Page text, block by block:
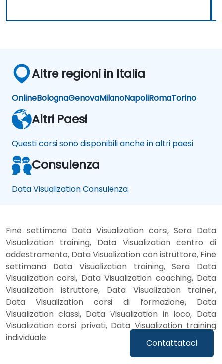
Contattataci
Altre regioni in Italia
OnlineBolognaGenovaMilanoNapoliRomaTorino
Altri Paesi
Questi corsi sono disponibili anche in altri paesi
Consulenza
Data Visualization Consulenza
Fine settimana Data Visualization corsi, Sera Data
Visualization training, Data Visualization centro di
addestramento, Data Visualization con istruttore, Fine
settimana Data Visualization training, Sera Data
Visualization corsi, Data Visualization coaching, Data
Visualization istruttore, Data Visualization trainer,
Data Visualization corsi di formazione, Data
Visualization classi, Data Visualization in loco, Data
Visualization corsi privati, Data Visualization training
individuale